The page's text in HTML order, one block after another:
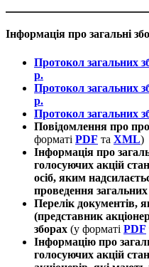
Інформація про загальні
Протокол загальних
р.
Протокол загальних
р.
Протокол загальних
Повідомлення про
форматі PDF та XML)
Інформація про
голосуючих акцій
осіб, яким
проведення загальних
Перелік документів,
(представник
зборах (у форматі PDF
Інформацію про
голосуючих акцій